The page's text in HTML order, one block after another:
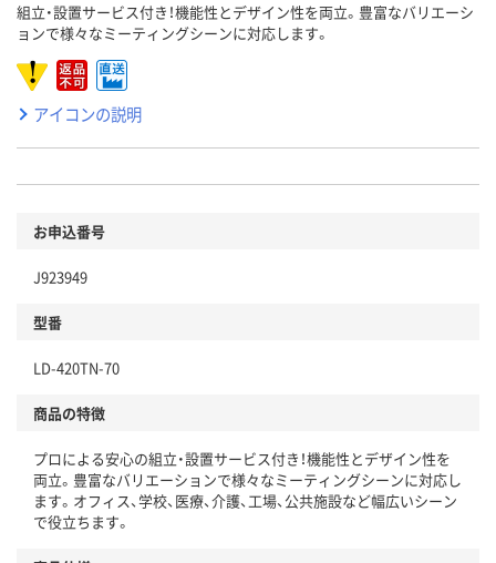
組立・設置サービス付き！機能性とデザイン性を両立。豊富なバリエーシ
ョンで様々なミーティングシーンに対応します。
アイコンの説明
お申込番号
J923949
型番
LD-420TN-70
商品の特徴
プロによる安心の組立・設置サービス付き！機能性とデザイン性を
両立。豊富なバリエーションで様々なミーティングシーンに対応し
ます。オフィス、学校、医療、介護、工場、公共施設など幅広いシーン
で役立ちます。